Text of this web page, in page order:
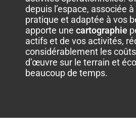
depuis l’espace, associée
pratique et adaptée à vos
apporte une cartographie
actifs et de vos activités,
considérablement les
d’œuvre sur le terrain et
beaucoup de temps.